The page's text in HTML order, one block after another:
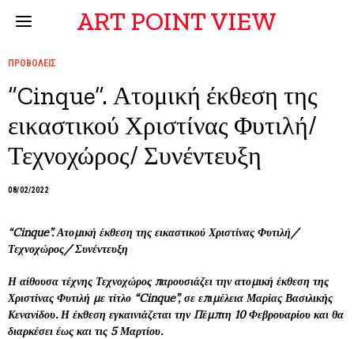
ART POINT VIEW
ΠΡΟΒΟΛΕΙΣ
“Cinque”. Ατομική έκθεση της
εικαστικού Χριστίνας Φυτιλή/
Τεχνοχώρος/ Συνέντευξη
08/02/2022
“Cinque”. Ατομική έκθεση της εικαστικού Χριστίνας Φυτιλή/
Τεχνοχώρος/ Συνέντευξη
Η αίθουσα τέχνης Τεχνοχώρος παρουσιάζει την ατομική έκθεση της
Χριστίνας Φυτιλή με τίτλο “Cinque”, σε επιμέλεια Μαρίας Βασιλικής
Κενανίδου. Η έκθεση εγκαινιάζεται την Πέμπτη 10 Φεβρουαρίου και θα
διαρκέσει έως και τις 5 Μαρτίου.